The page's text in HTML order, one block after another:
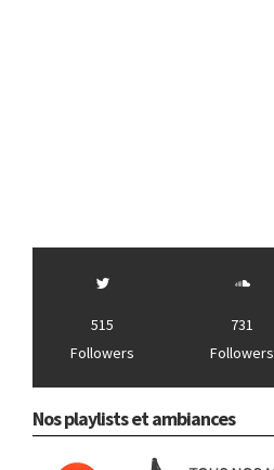
515
Followers
731
Followers
Nos playlists et ambiances